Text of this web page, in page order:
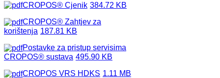
CROPOS® Cjenik 384.72 KB
CROPOS® Zahtjev za
korištenja 187.81 KB
Postavke za pristup servisima
CROPOS® sustava 495.90 KB
CROPOS VRS HDKS 1.11 MB